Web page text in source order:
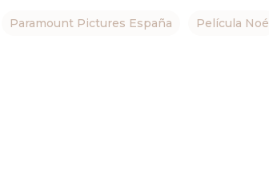
Paramount Pictures España Película Noé